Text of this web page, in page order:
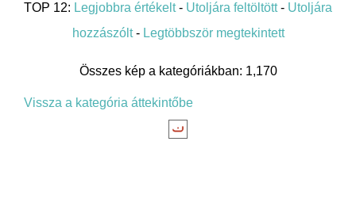
TOP 12: Legjobbra értékelt- Utoljára feltöltött- Utoljára
hozzászólt- Legtöbbször megtekintett
Összes kép a kategóriákban: 1,170
Vissza a kategória áttekintőbe